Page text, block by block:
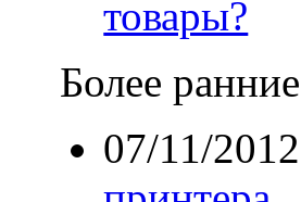
товары?
Более
07/11/